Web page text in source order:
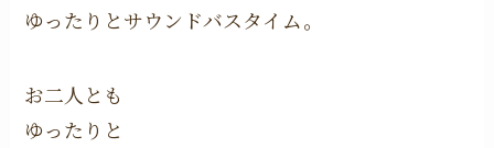
ゆったりとサウンドバスタイム。
お二人とも
ゆったりと